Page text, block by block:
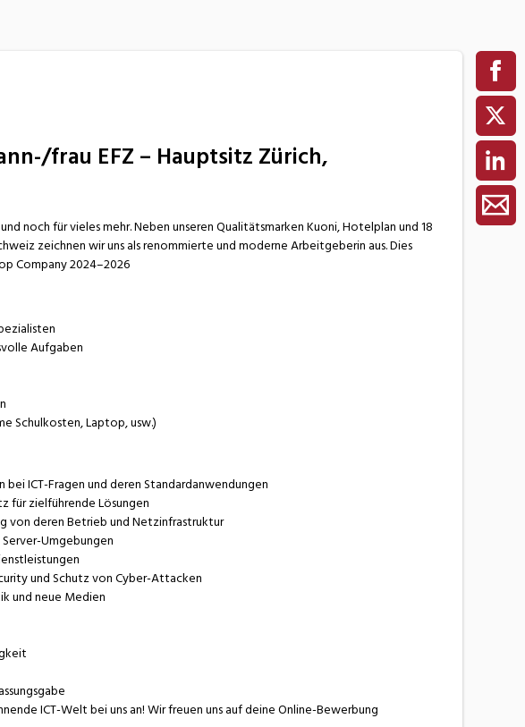
frau EFZ – Hauptsitz Zürich,
noch für vieles mehr. Neben unseren Qualitätsmarken Kuoni, Hotelplan und 18
zeichnen wir uns als renommierte und moderne Arbeitgeberin aus. Dies
Company 2024–2026
Aufgaben
Schulkosten, Laptop, usw.)
ICT-Fragen und deren Standardanwendungen
für zielführende Lösungen
von deren Betrieb und Netzinfrastruktur
Umgebungen
und Schutz von Cyber-Attacken
und neue Medien
ICT-Welt bei uns an! Wir freuen uns auf deine Online-Bewerbung